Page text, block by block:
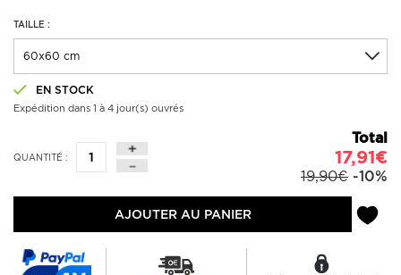
TAILLE :
EN STOCK
Expédition dans 1 à 4 jour(s) ouvrés
QUANTITÉ :
Total
17,91€
19,90€ -10%
AJOUTER AU PANIER